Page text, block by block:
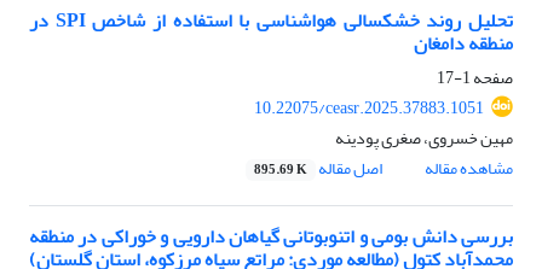
تحلیل روند خشکسالی هواشناسی با استفاده از شاخص SPI در
منطقه دامغان
صفحه1-17
10.22075/ceasr.2025.37883.1051
مهین خسروی، صغری پودینه
مشاهده مقاله
اصل مقاله 895.69 K
بررسی دانش بومی و اتنوبوتانی گیاهان دارویی و خوراکی در منطقه
محمدآباد کتول (مطالعه موردی: مراتع سیاه مرزکوه، استان گلستان)